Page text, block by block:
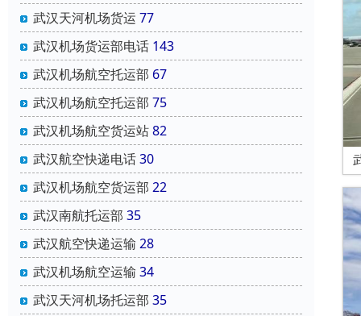
武汉天河机场货运 77
武汉机场货运部电话 143
武汉机场航空托运部 67
武汉机场航空托运部 75
武汉机场航空货运站82
武汉航空快递电话30
武汉机场航空货运部 22
武汉南航托运部 35
武汉航空快递运输 28
武汉机场航空运输 34
武汉天河机场托运部 35